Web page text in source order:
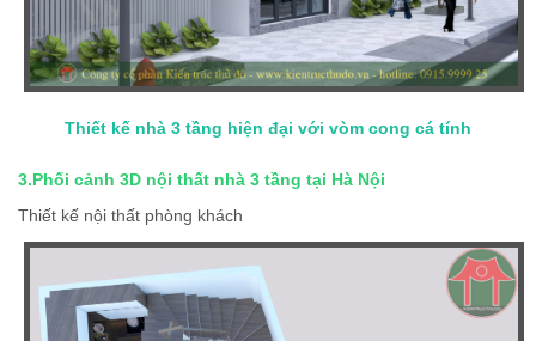
Thiết kế nhà 3 tầng hiện đại với vòm cong cá tính
3.Phối cảnh 3D nội thất nhà 3 tầng tại Hà Nội
Thiết kế nội thất phòng khách